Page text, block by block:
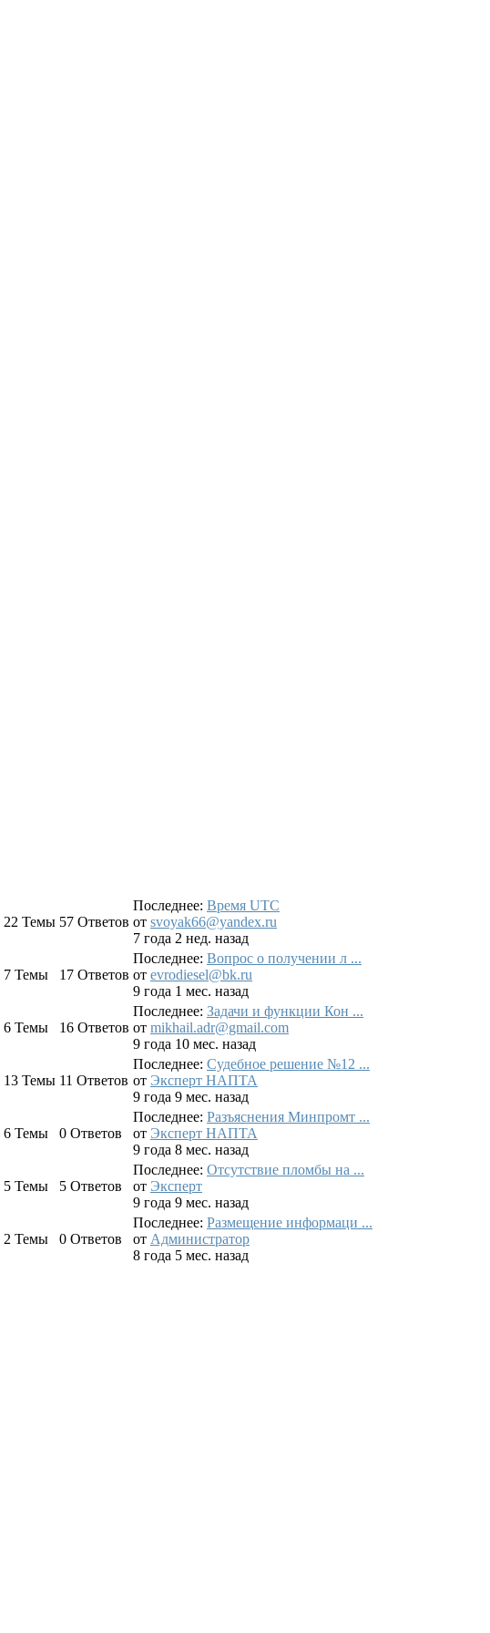
22 Темы 57 Ответов
Последнее: Время UTC
от svoyak66@yandex.ru
7 года 2 нед. назад
7 Темы 17 Ответов
Последнее: Вопрос о получении л ...
от evrodiesel@bk.ru
9 года 1 мес. назад
6 Темы 16 Ответов
Последнее: Задачи и функции Кон ...
от mikhail.adr@gmail.com
9 года 10 мес. назад
13 Темы 11 Ответов
Последнее: Судебное решение №12 ...
от Эксперт НАПТА
9 года 9 мес. назад
6 Темы 0 Ответов
Последнее: Разъяснения Минпромт ...
от Эксперт НАПТА
9 года 8 мес. назад
5 Темы 5 Ответов
Последнее: Отсутствие пломбы на ...
от Эксперт
9 года 9 мес. назад
2 Темы 0 Ответов
Последнее: Размещение информаци ...
от Администратор
8 года 5 мес. назад